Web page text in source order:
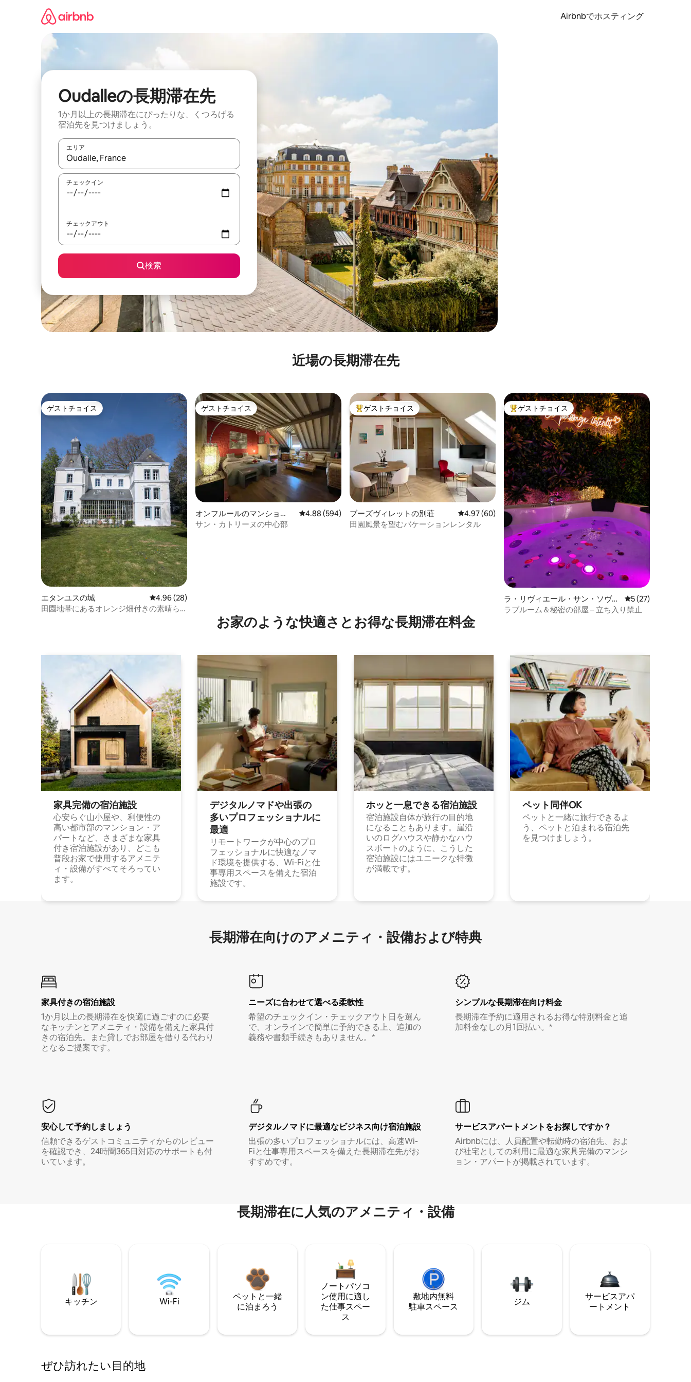
Airbnbでホスティング
Oudalleの長期滞在先
1か月以上の長期滞在にぴったりな、くつろげる
宿泊先を見つけましょう。
エリア
検索結果が表示されたら、上下の矢印キーを使って移動するか、画面をタッチまたはスワイプして検索結果を確認することができます。
チェックイン
チェックアウト
検索
近場の長期滞在先
ゲストチョイス
ゲストチョイス
エタンユスの城 レビュー28件、5つ星中4.96つ星の平均評価
4.96 (28)
田園地帯にあるオレンジ畑付きの素晴ら
ゲストチョイス
ゲストチョイス
オンフルールのマンショ
ン・アパート
レビュー594件、5つ星中4.88つ星の平均評価
4.88 (594)
サン・カトリーヌの中心部
大好評のゲストチョイスです。
ゲストチョイス
ブーズヴィレットの別荘 レビュー60件、5つ星中4.97つ星の平均評価
4.97 (60)
田園風景を望むバケーションレンタル
大好評のゲストチョイスです。
ゲストチョイス
ラ・リヴィエール・サン・ソヴー
ルの一軒家
レビュー27件、5
5 (27)
ラブルーム＆秘密の部屋 – 立ち入り禁止
お家のような快⁠適⁠さ⁠とお⁠得⁠な長⁠期⁠滞⁠在料⁠金
家具完備の宿⁠泊⁠施⁠設
心安らぐ山小屋や、利便性の
高い都市部のマンション・ア
パートなど、さまざまな家具
付き宿泊施設があり、どこも
普段お家で使用するアメニテ
ィ・設備がすべてそろってい
ます。
デジタルノマドや出⁠張⁠の
多⁠いプ⁠ロ⁠フ⁠ェ⁠ッ⁠シ⁠ョ⁠ナ⁠ル⁠に
最⁠適
リモートワークが中心のプロ
フェッショナルに快適なノマ
ド環境を提供する、Wi-Fiと仕
事専用スペースを備えた宿泊
施設です。
ホッと一⁠息⁠で⁠き⁠る宿⁠泊施⁠設
宿泊施設自体が旅行の目的地
になることもあります。崖沿
いのログハウスや静かなハウ
スボートのように、こうした
宿泊施設にはユニークな特徴
が満載です。
ペット同⁠伴OK
ペットと一緒に旅行できるよ
う、ペットと泊まれる宿泊先
を見つけましょう。
長期滞在向け⁠のア⁠メ⁠ニ⁠テ⁠ィ⁠・設⁠備⁠および特⁠典
家具付き⁠の宿⁠泊⁠施⁠設
1か月以上の長期滞在を快適に過ごすのに必要
なキッチンとアメニティ・設備を備えた家具付
きの宿泊先。また貸しでお部屋を借りる代わり
となるご提案です。
ニーズに合わせて選べる柔軟性
希望のチェックイン・チェックアウト日を選ん
で、オンラインで簡単に予約できる上、追加の
義務や書類手続きもありません。*
シンプルな長期滞在向け料金
長期滞在予約に適用されるお得な特別料金と追
加料金なしの月1回払い。*
安心して予約しましょう
信頼できるゲストコミュニティからのレビュー
を確認でき、24時間365日対応のサポートも付
いています。
デジタルノマド⁠に最⁠適⁠なビ⁠ジ⁠ネ⁠ス⁠向⁠け宿⁠泊⁠施⁠設
出張の多いプロフェッショナルには、高速Wi-
Fiと仕事専用スペースを備えた長期滞在先がお
すすめです。
サービスアパートメントをお探しですか？
Airbnbには、人員配置や転勤時の宿泊先、およ
び社宅としての利用に最適な家具完備のマンシ
ョン・アパートが掲載されています。
長期滞在に人気のアメニティ・設備
キッチン Wi-Fi
ペットと一緒
に泊まろう
ノートパソコ
ン使用に適し
た仕事スペー
ス
敷地内無料
駐⁠車ス⁠ペ⁠ー⁠ス
ジム
サービスアパ
ートメント
ぜひ訪⁠れ⁠た⁠い目⁠的⁠地